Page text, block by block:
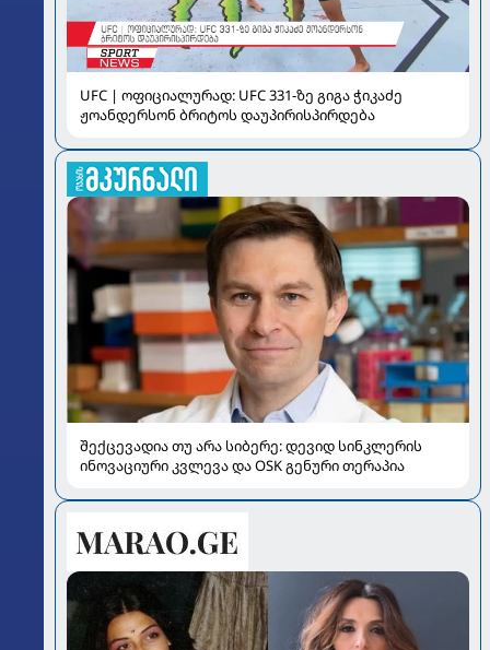
UFC | ოფიციალურად: UFC 331-ზე გიგა ჭიკაძე
ჟოანდერსონ ბრიტოს დაუპირისპირდება
შექცევადია თუ არა სიბერე: დევიდ სინკლერის
ინოვაციური კვლევა და OSK გენური თერაპია